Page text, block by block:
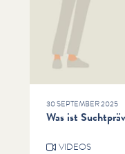
30 SEPTEMBER 2025
Was ist
VIDEOS